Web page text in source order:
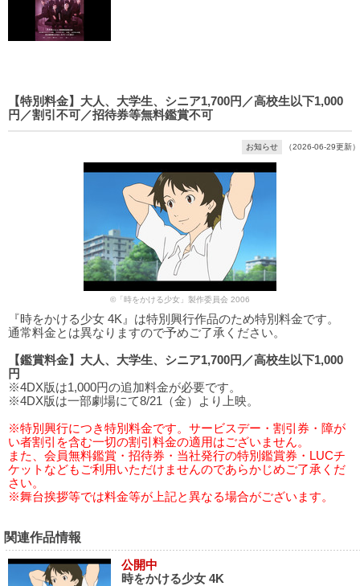
【特別料金】大人、大学生、シニア1,700円／高校生以下1,000
円／割引不可／招待券等無料鑑賞不可
お知らせ （2026-06-29更新）
©「時をかける少女」製作委員会 2006
『時をかける少女 4K』は特別興行作品のため特別料金です。
通常料金とは異なりますので予めご了承ください。
【鑑賞料金】大人、大学生、シニア1,700円／高校生以下1,000
円
※4DX版は1,000円の追加料金が必要です。
※4DX版は一部劇場にて8/21（金）より上映。
※特別興行につき特別料金です。サービスデー・割引券・障が
い者割引を含む一切の割引料金の適用はございません。
また、会員無料鑑賞・招待券・当社発行の特別鑑賞券・LUCチ
ケットなどもご利用いただけませんのであらかじめご了承くだ
さい。
※舞台挨拶等では料金等が上記と異なる場合がございます。
関連作品情報
公開中
時をかける少女 4K